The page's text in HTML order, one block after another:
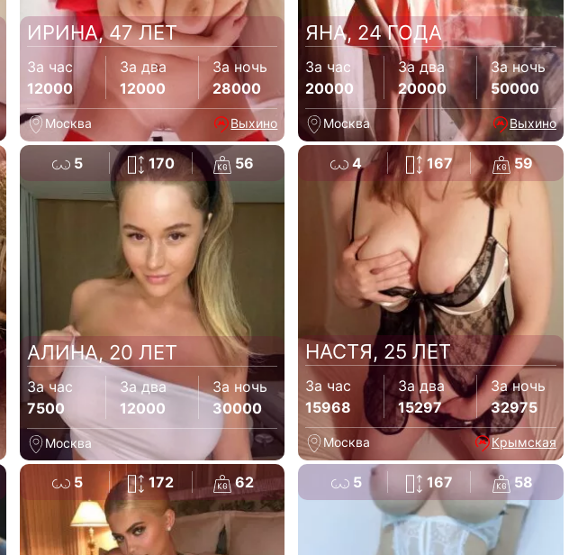
ИРИНА, 47 ЛЕТ
За час
12000
За два
12000
За ночь
28000
Москва Выхино
ЯНА, 24 ГОДА
За час
20000
За два
20000
За ночь
50000
Москва Выхино
5 170 56
АЛИНА, 20 ЛЕТ
За час
7500
За два
12000
За ночь
30000
Москва
4 167 59
НАСТЯ, 25 ЛЕТ
За час
15968
За два
15297
За ночь
32975
Москва Крымская
5 172 62 5 167 58